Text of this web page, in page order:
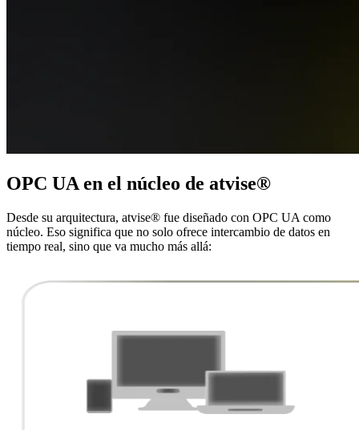
OPC UA en el núcleo de atvise®
Desde su arquitectura, atvise® fue diseñado con OPC UA como
núcleo. Eso significa que no solo ofrece intercambio de datos en
tiempo real, sino que va mucho más allá: